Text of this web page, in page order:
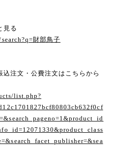
見る
財部鳥子
注文・公費注文はこちらから
list.php?